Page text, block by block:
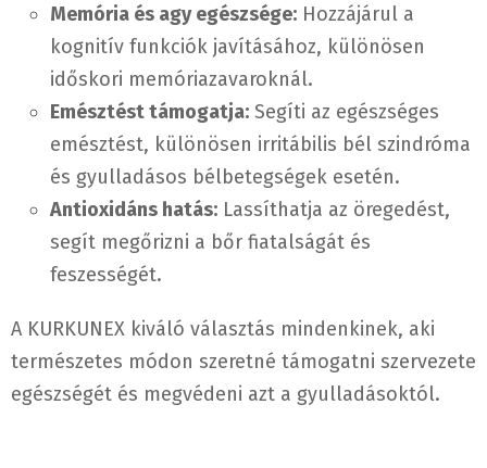
Memória és agy egészsége: Hozzájárul a
kognitív funkciók javításához, különösen
időskori memóriazavaroknál.
Emésztést támogatja: Segíti az egészséges
emésztést, különösen irritábilis bél szindróma
és gyulladásos bélbetegségek esetén.
Antioxidáns hatás: Lassíthatja az öregedést,
segít megőrizni a bőr fiatalságát és
feszességét.
A KURKUNEX kiváló választás mindenkinek, aki
természetes módon szeretné támogatni szervezete
egészségét és megvédeni azt a gyulladásoktól.